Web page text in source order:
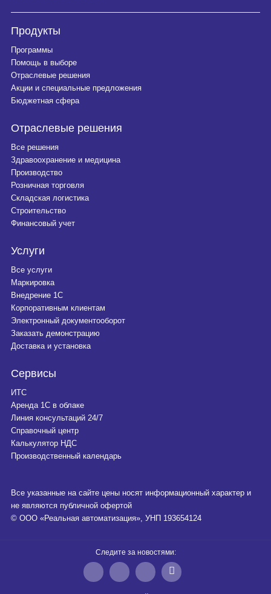
Продукты
Программы
Помощь в выборе
Отраслевые решения
Акции и специальные предложения
Бюджетная сфера
Отраслевые решения
Все решения
Здравоохранение и медицина
Производство
Розничная торговля
Складская логистика
Строительство
Финансовый учет
Услуги
Все услуги
Маркировка
Внедрение 1С
Корпоративным клиентам
Электронный документооборот
Заказать демонстрацию
Доставка и установка
Сервисы
ИТС
Аренда 1С в облаке
Линия консультаций 24/7
Справочный центр
Калькулятор НДС
Производственный календарь
Все указанные на сайте цены носят информационный характер и
не являются публичной офертой
© ООО «Реальная автоматизация», УНП 193654124
Следите за новостями: